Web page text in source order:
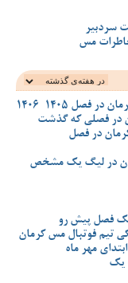
سردبیر
1405-1406
در فصلی که گذشت
در فصل
در لیگ یک مشخص
یک فصل پیش رو
تیم فوتبال مس کرمان
مهر ماه
یک